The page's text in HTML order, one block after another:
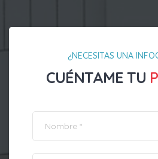
¿NECESITAS UNA
CUÉNTAME TU